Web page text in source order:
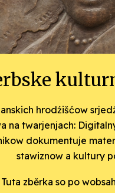
hrodźišćow
na twarjenjach:
dokumentuje
stawiznow a kultury
Tuta zběrka so po